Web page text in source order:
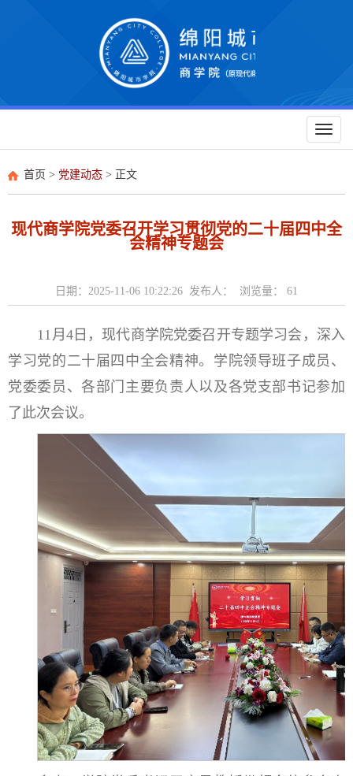
Toggle
首页 > 党建动态 > 正文
现代商学院党委召开学习贯彻党的二十届四中全
会精神专题会
日期：2025-11-06 10:22:26 发布人： 浏览量： 61
11月4日，现代商学院党委召开专题学习会，深入
学习党的二十届四中全会精神。学院领导班子成员、
党委委员、各部门主要负责人以及各党支部书记参加
了此次会议。